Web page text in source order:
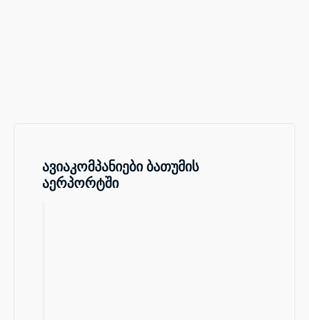
ავიაკომპანიები ბათუმის
აერპორტში